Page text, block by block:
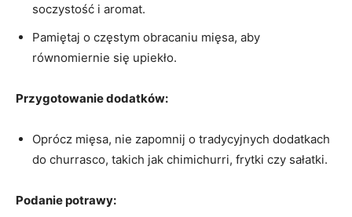
soczystość i ‍aromat.
Pamiętaj o częstym obracaniu ⁤mięsa, aby
równomiernie się upiekło.
Przygotowanie dodatków:
Oprócz mięsa, ⁤nie zapomnij o tradycyjnych dodatkach
do churrasco, takich jak chimichurri, frytki czy sałatki.
Podanie potrawy: